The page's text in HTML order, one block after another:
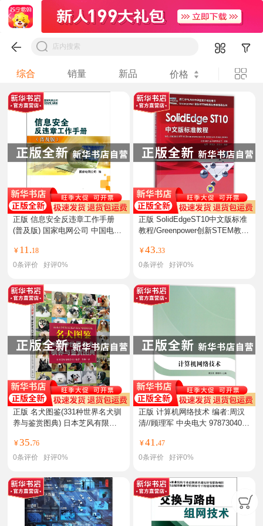
综合 销量 新品 价格
正版 信息安全反违章工作手册
(普及版) 国家电网公司 中国电
¥ 11.18
0条评价 好评0%
正版 SolidEdgeST10中文版标准
教程/Greenpower创新STEM教育
¥43.33
0条评价 好评0%
正版 名犬图鉴(331种世界名犬驯
养与鉴赏图典) 日本芝风有限公
¥35.76
0条评价 好评0%
正版 计算机网络技术 编者:周汉
清//顾理军 中央电大 978730408
¥41.47
0条评价 好评0%